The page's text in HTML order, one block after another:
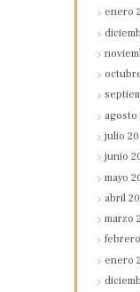
enero
agosto
julio
junio
mayo
abril
marzo
enero